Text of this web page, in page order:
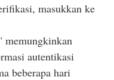
masukkan ke
memungkinkan
autentikasi
beberapa hari